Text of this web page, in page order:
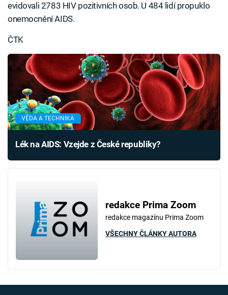
evidovali 2783 HIV pozitivních osob. U 484 lidí propuklo
onemocnění AIDS.
ČTK
VĚDA A TECHNIKA
Lék na AIDS: Vzejde z České republiky?
redakce Prima Zoom
redakce magazínu Prima Zoom
VŠECHNY ČLÁNKY AUTORA